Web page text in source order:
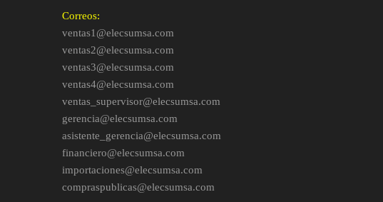
Correos:
ventas1@elecsumsa.com
ventas2@elecsumsa.com
ventas3@elecsumsa.com
ventas4@elecsumsa.com
ventas_supervisor@elecsumsa.com
gerencia@elecsumsa.com
asistente_gerencia@elecsumsa.com
financiero@elecsumsa.com
importaciones@elecsumsa.com
compraspublicas@elecsumsa.com